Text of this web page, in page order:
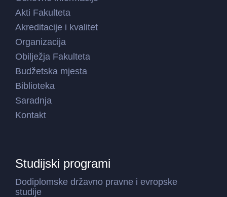
Akti Fakulteta
Akreditacije i kvalitet
Organizacija
Obilježja Fakulteta
Budžetska mjesta
Biblioteka
Saradnja
Kontakt
Studijski programi
Dodiplomske državno pravne i evropske
studije